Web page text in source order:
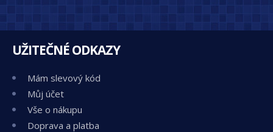
UŽITEČNÉ ODKAZY
Mám slevový kód
Můj účet
Vše o nákupu
Doprava a platba